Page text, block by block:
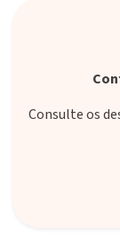
Consulte os